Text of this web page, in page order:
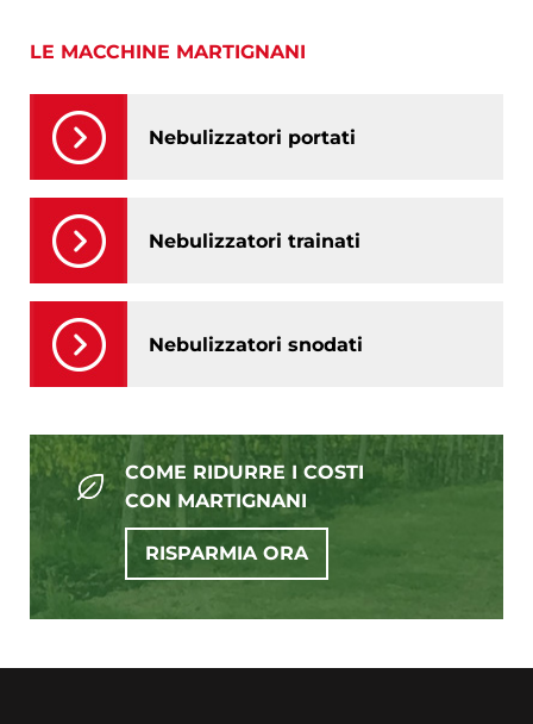
LE MACCHINE MARTIGNANI
Nebulizzatori portati
Nebulizzatori trainati
Nebulizzatori snodati
COME RIDURRE I COSTI
CON MARTIGNANI
RISPARMIA ORA